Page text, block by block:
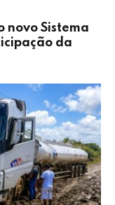
novo Sistema
da